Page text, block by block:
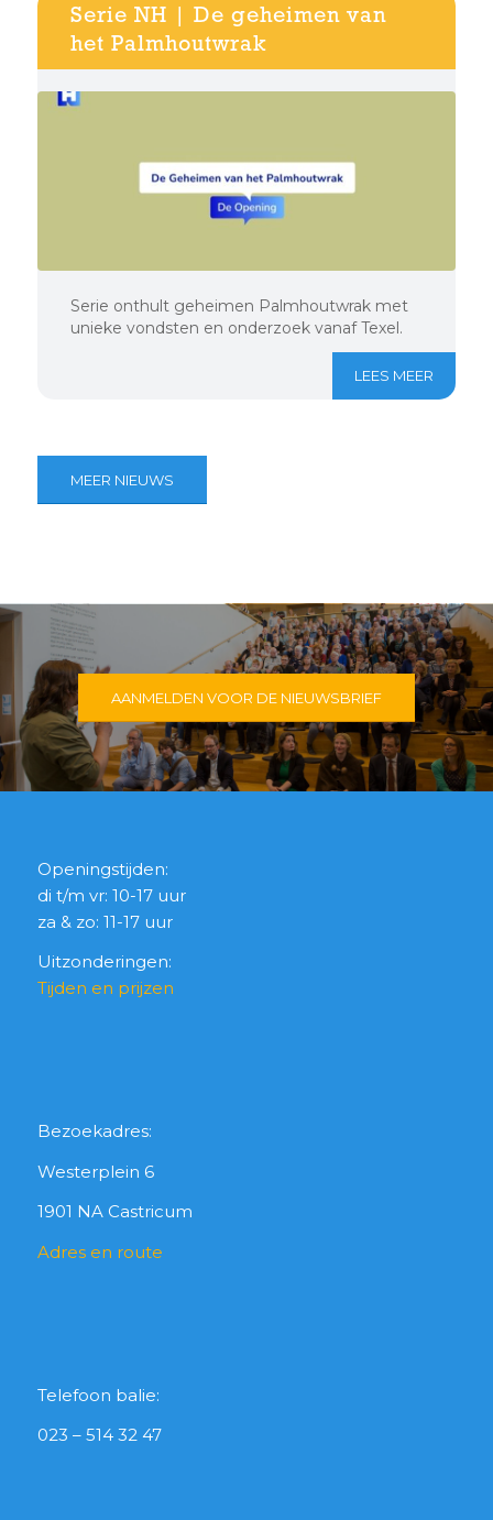
Serie NH | De geheimen van
het Palmhoutwrak
Serie onthult geheimen Palmhoutwrak met
unieke vondsten en onderzoek vanaf Texel.
LEES MEER
MEER NIEUWS
AANMELDEN VOOR DE NIEUWSBRIEF
Openingstijden:
di t/m vr: 10-17 uur
za & zo: 11-17 uur
Uitzonderingen:
Tijden en prijzen
Bezoekadres:
Westerplein 6
1901 NA Castricum
Adres en route
Telefoon balie:
023 – 514 32 47